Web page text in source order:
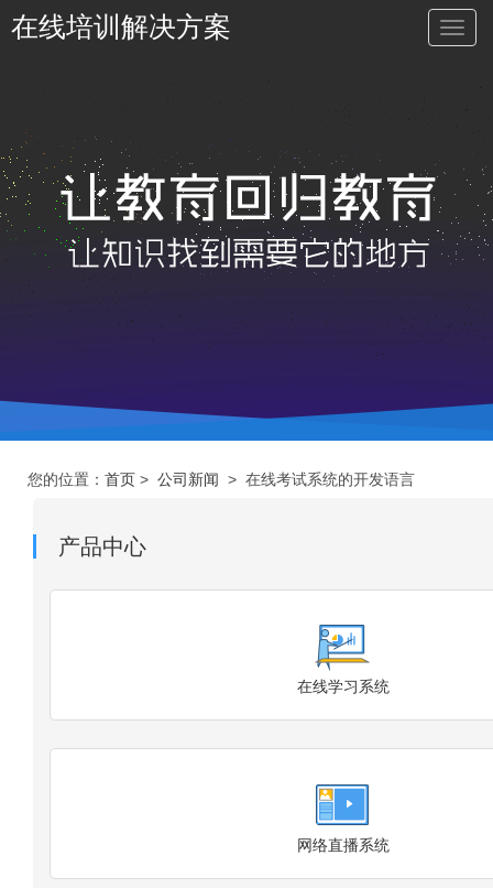
切
换
在线培训解决方案
您的位置： 首页 > 公司新闻 > 在线考试系统的开发语言
产品中心
在线学习系统
网络直播系统